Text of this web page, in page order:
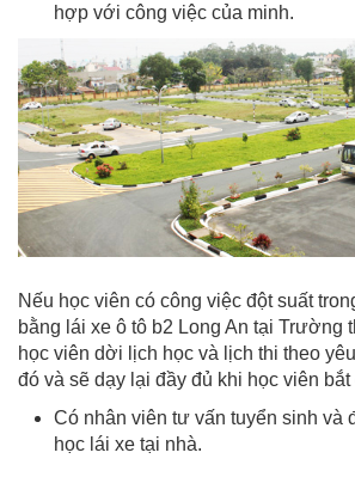
hợp với công việc của minh.
Nếu học viên có công việc đột suất
bằng lái xe ô tô b2 Long An tại Trường
học viên dời lịch học và lịch thi theo
đó và sẽ dạy lại đầy đủ khi học viên
Có nhân viên tư vấn tuyển sinh và
học lái xe tại nhà.